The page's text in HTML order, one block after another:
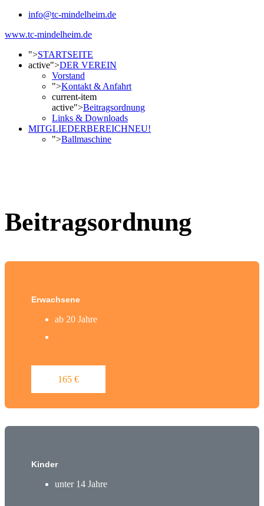
info@tc-mindelheim.de
www.tc-mindelheim.de
">STARTSEITE
active">DER VEREIN
Vorstand
">Kontakt & Anfahrt
current-item
active">Beitragsordnung
Links & Downloads
MITGLIEDERBEREICHNEU!
">Ballmaschine
Beitragsordnung
Erwachsene
ab 20 Jahre
165 €
Kinder
unter 14 Jahre